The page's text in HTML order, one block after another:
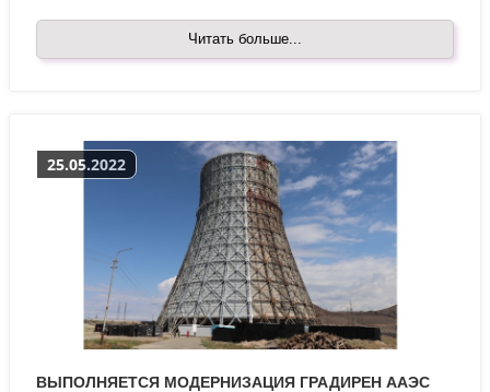
Читать больше...
25.05.2022
ВЫПОЛНЯЕТСЯ МОДЕРНИЗАЦИЯ ГРАДИРЕН ААЭС